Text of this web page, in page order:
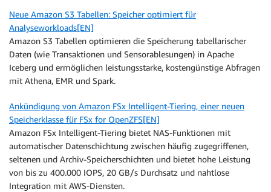
Neue Amazon S3 Tabellen: Speicher optimiert für
Analyseworkloads[EN]
Amazon S3 Tabellen optimieren die Speicherung tabellarischer
Daten (wie Transaktionen und Sensorablesungen) in Apache
Iceberg und ermöglichen leistungsstarke, kostengünstige Abfragen
mit Athena, EMR und Spark.
Ankündigung von Amazon FSx Intelligent-Tiering, einer neuen
Speicherklasse für FSx for OpenZFS[EN]
Amazon FSx Intelligent-Tiering bietet NAS-Funktionen mit
automatischer Datenschichtung zwischen häufig zugegriffenen,
seltenen und Archiv-Speicherschichten und bietet hohe Leistung
von bis zu 400.000 IOPS, 20 GB/s Durchsatz und nahtlose
Integration mit AWS-Diensten.